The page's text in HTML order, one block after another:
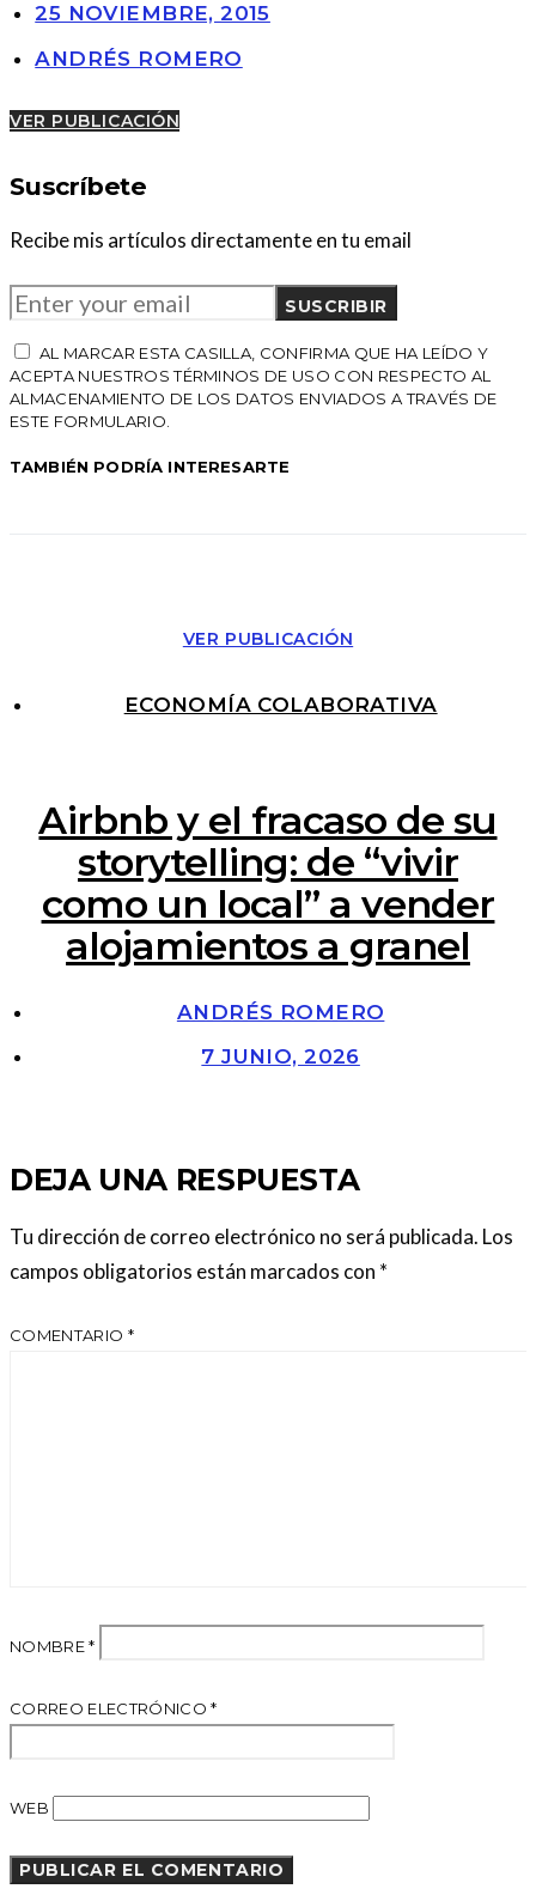
25 NOVIEMBRE, 2015
ANDRÉS ROMERO
VER PUBLICACIÓN
Suscríbete
Recibe mis artículos directamente en tu email
SUSCRIBIR
AL MARCAR ESTA CASILLA, CONFIRMA QUE HA LEÍDO Y
ACEPTA NUESTROS TÉRMINOS DE USO CON RESPECTO AL
ALMACENAMIENTO DE LOS DATOS ENVIADOS A TRAVÉS DE
ESTE FORMULARIO.
TAMBIÉN PODRÍA INTERESARTE
VER PUBLICACIÓN
ECONOMÍA COLABORATIVA
Airbnb y el fracaso de su
storytelling: de “vivir
como un local” a vender
alojamientos a granel
ANDRÉS ROMERO
7 JUNIO, 2026
DEJA UNA RESPUESTA
Tu dirección de correo electrónico no será publicada. Los
campos obligatorios están marcados con *
COMENTARIO *
NOMBRE*
CORREO ELECTRÓNICO*
WEB